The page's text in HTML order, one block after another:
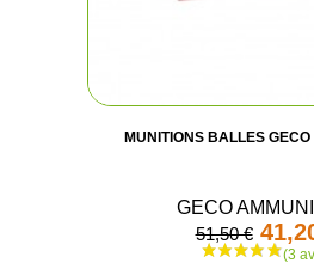
MUNITIONS BALLES
GECO
51,50 €